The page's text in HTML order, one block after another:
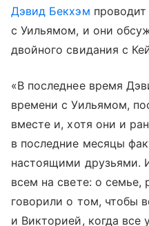
Дэвид Бекхэм
с Уильямом, и они
двойного свидания с
«В последнее время
времени с Уильямом,
вместе и, хотя они и
в последние месяцы
настоящими друзьями.
всем на свете: о
говорили о том, чтобы
и Викторией, когда все